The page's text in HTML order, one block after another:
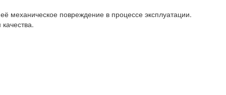
механическое повреждение в процессе эксплуатации.